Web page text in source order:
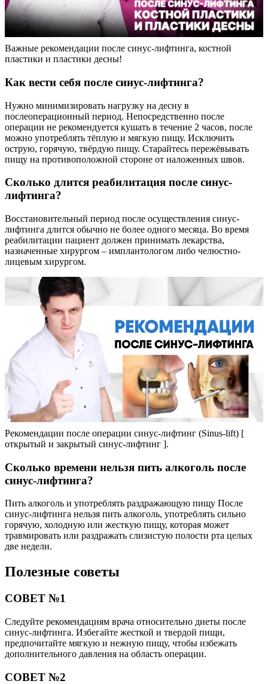
Важные рекомендации после синус-лифтинга, костной
пластики и пластики десны!
Как вести себя после синус-лифтинга?
Нужно минимизировать нагрузку на десну в
послеоперационный период. Непосредственно после
операции не рекомендуется кушать в течение 2 часов, после
можно употреблять тёплую и мягкую пищу. Исключить
острую, горячую, твёрдую пищу. Старайтесь пережёвывать
пищу на противоположной стороне от наложенных швов.
Сколько длится реабилитация после синус-
лифтинга?
Восстановительный период после осуществления синус-
лифтинга длится обычно не более одного месяца. Во время
реабилитации пациент должен принимать лекарства,
назначенные хирургом – имплантологом либо челюстно-
лицевым хирургом.
Рекомендации после операции синус-лифтинг (Sinus-lift) [
открытый и закрытый синус-лифтинг ].
Сколько времени нельзя пить алкоголь после
синус-лифтинга?
Пить алкоголь и употреблять раздражающую пищу После
синус-лифтинга нельзя пить алкоголь, употреблять сильно
горячую, холодную или жесткую пищу, которая может
травмировать или раздражать слизистую полости рта целых
две недели.
Полезные советы
СОВЕТ №1
Следуйте рекомендациям врача относительно диеты после
синус-лифтинга. Избегайте жесткой и твердой пищи,
предпочитайте мягкую и нежную пищу, чтобы избежать
дополнительного давления на область операции.
СОВЕТ №2